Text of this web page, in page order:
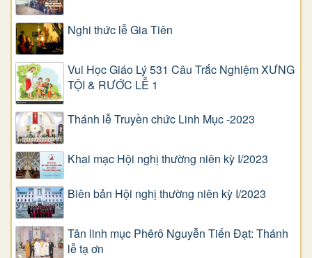
Nghi thức lễ Gia Tiên
Vui Học Giáo Lý 531 Câu Trắc Nghiệm XƯNG
TỘI & RƯỚC LỄ 1
Thánh lễ Truyền chức Linh Mục -2023
Khai mạc Hội nghị thường niên kỳ I/2023
Biên bản Hội nghị thường niên kỳ I/2023
Tân linh mục Phêrô Nguyễn Tiến Đạt: Thánh
lễ tạ ơn